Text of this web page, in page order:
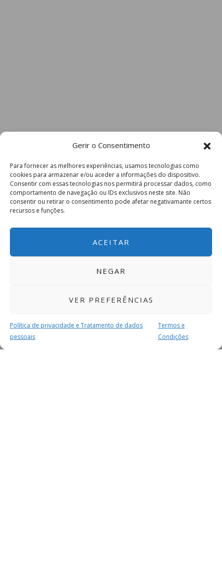
Gerir o Consentimento
Para fornecer as melhores experiências, usamos tecnologias como
cookies para armazenar e/ou aceder a informações do dispositivo.
Consentir com essas tecnologias nos permitirá processar dados, como
comportamento de navegação ou IDs exclusivos neste site. Não
consentir ou retirar o consentimento pode afetar negativamante certos
recursos e funções.
ACEITAR
NEGAR
VER PREFERÊNCIAS
Política de privacidade e Tratamento de dados
pessoais
Termos e
Condições